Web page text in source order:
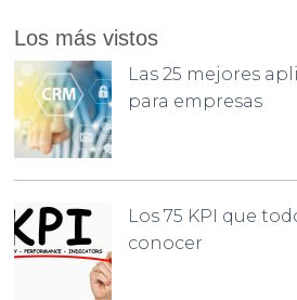
Los más vistos
Las 25 mejores
para empresas
Los 75 KPI que
conocer